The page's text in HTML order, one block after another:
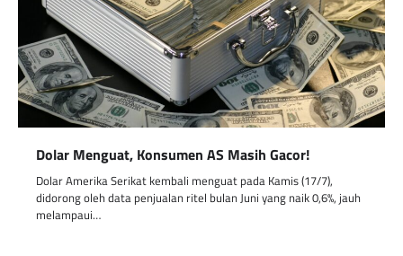
Dolar Menguat, Konsumen AS Masih Gacor!
Dolar Amerika Serikat kembali menguat pada Kamis (17/7),
didorong oleh data penjualan ritel bulan Juni yang naik 0,6%, jauh
melampaui…